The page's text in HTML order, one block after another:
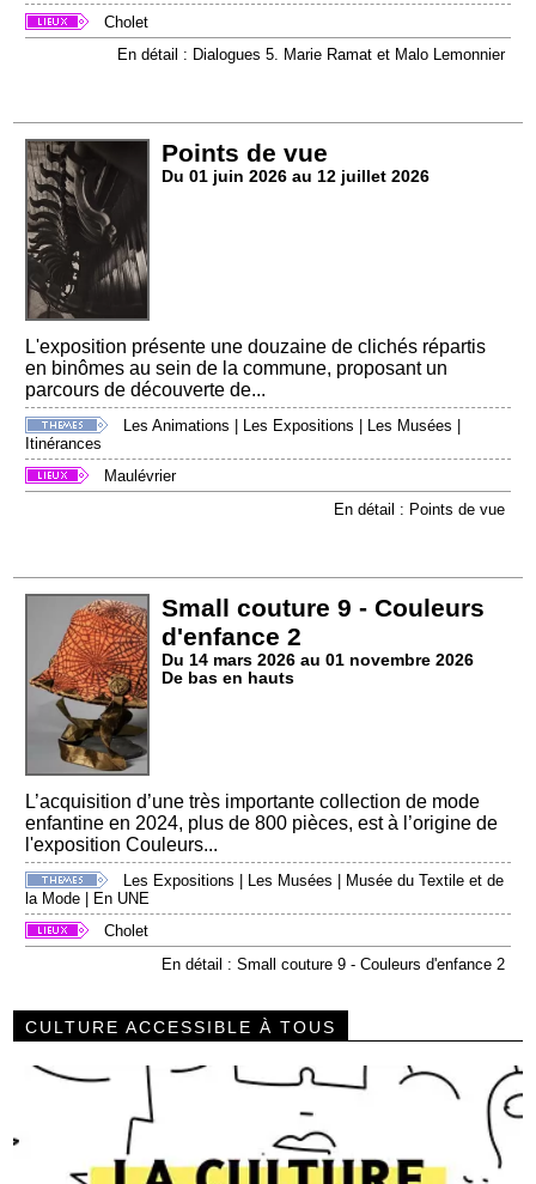
Cholet
En détail : Dialogues 5. Marie Ramat et Malo Lemonnier
Points de vue
Du 01 juin 2026 au 12 juillet 2026
L'exposition présente une douzaine de clichés répartis
en binômes au sein de la commune, proposant un
parcours de découverte de...
Les Animations Les Expositions Les Musées
Itinérances
Maulévrier
En détail : Points de vue
Small couture 9 - Couleurs
d'enfance 2
Du 14 mars 2026 au 01 novembre 2026
De bas en hauts
L’acquisition d’une très importante collection de mode
enfantine en 2024, plus de 800 pièces, est à l’origine de
l'exposition Couleurs...
Les Expositions | Les Musées | Musée du Textile et de
la Mode | En UNE
Cholet
En détail : Small couture 9 - Couleurs d'enfance 2
CULTURE ACCESSIBLE À TOUS